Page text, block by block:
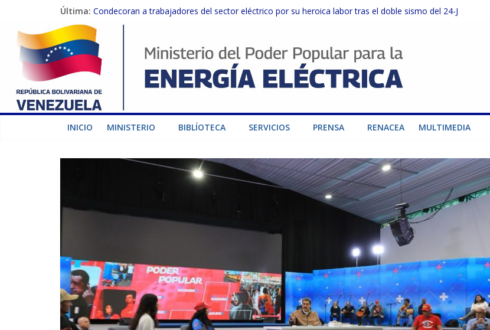
Última: Condecoran a trabajadores del sector eléctrico por su heroica labor tras el doble sismo del 24-J
Gobierno Nacional coordina acciones con el sector privado para fortalecer el SEN ante el «Súper Niño»
Inspeccionan trabajos de rehabilitación en instalaciones del SEN en Carabobo
Gobierno Nacional activa plan preventivo para fortalecer el SEN ante el fenómeno de El Niño
Termocarabobo recupera el 50% de su capacidad de generación para fortalecer el SEN
INICIO MINISTERIO BIBLÍOTECA SERVICIOS PRENSA RENACEA MULTIMEDIA